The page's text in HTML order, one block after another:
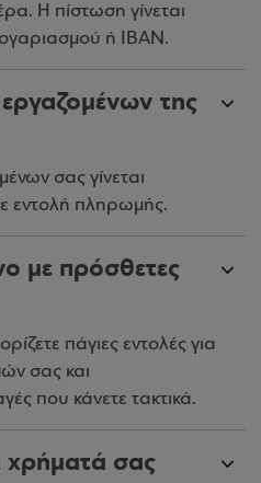
Η πίστωση γίνεται
ή IBAN.
της
σας γίνεται
εντολή πληρωμής.
με πρόσθετες
πάγιες εντολές για
σας και
που κάνετε τακτικά.
σας